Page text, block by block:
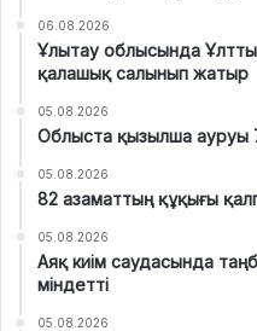
06.08.2026
Ұлытау облысында
қалашық салынып жатыр
05.08.2026
Облыста қызылша ауруы
05.08.2026
82 азаматтың құқығы
05.08.2026
Аяқ киім саудасында
міндетті
05.08.2026